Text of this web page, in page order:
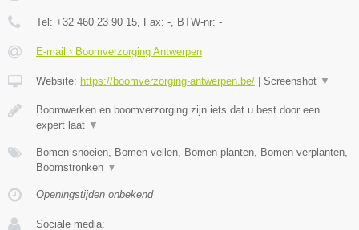
Tel: +32 460 23 90 15 , Fax: - , BTW-nr: -
E-mail › Boomverzorging Antwerpen
Website: https://boomverzorging-antwerpen.be/ | Screenshot ▼
Boomwerken en boomverzorging zijn iets dat u best door een
expert laat ▼
Bomen snoeien, Bomen vellen, Bomen planten, Bomen verplanten,
Boomstronken ▼
Openingstijden onbekend
Sociale media: